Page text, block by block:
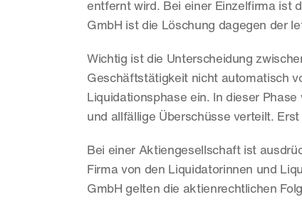
entfernt wird. Bei einer Einzelfirma ist
GmbH ist die Löschung dagegen der
Wichtig ist die Unterscheidung
Geschäftstätigkeit nicht automatisch
Liquidationsphase ein. In dieser
und allfällige Überschüsse verteilt.
Bei einer Aktiengesellschaft ist
Firma von den Liquidatorinnen und
GmbH gelten die aktienrechtlichen